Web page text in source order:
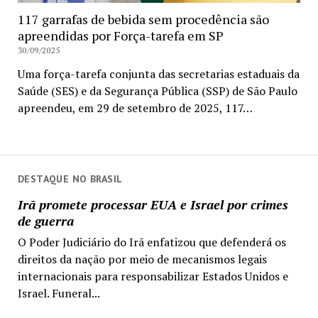
DESTAQUE NO BRASIL
Irã promete processar EUA e Israel por crimes
de guerra
O Poder Judiciário do Irã enfatizou que defenderá os
direitos da nação por meio de mecanismos legais
internacionais para responsabilizar Estados Unidos e
Israel. Funeral...
117 garrafas de bebida sem procedência são
apreendidas por Força-tarefa em SP
30/09/2025
Uma força-tarefa conjunta das secretarias estaduais da
Saúde (SES) e da Segurança Pública (SSP) de São Paulo
apreendeu, em 29 de setembro de 2025, 117…